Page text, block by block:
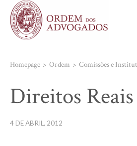
Homepage Ordem Comissões e
Direitos
4 DE ABRIL, 2012